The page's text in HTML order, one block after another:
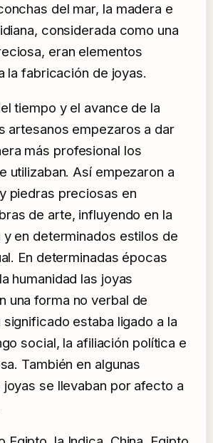
del mar, la madera e
considerada como una
eran elementos
la fabricación de joyas.
tiempo y el avance de la
artesanos empezaros a dar
más profesional los
utilizaban. Así empezaron a
piedras preciosas en
de arte, influyendo en la
y en determinados estilos de
En determinadas épocas
humanidad las joyas
una forma no verbal de
estaba ligado a la
social, la afiliación política e
También en algunas
se llevaban por afecto a